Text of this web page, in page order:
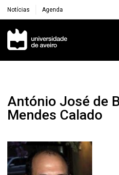
Notícias Agenda
Navegação Principal
António José de Brito Fonseca
Mendes Calado